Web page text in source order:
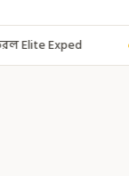
দিতেই CAA! ৩০০